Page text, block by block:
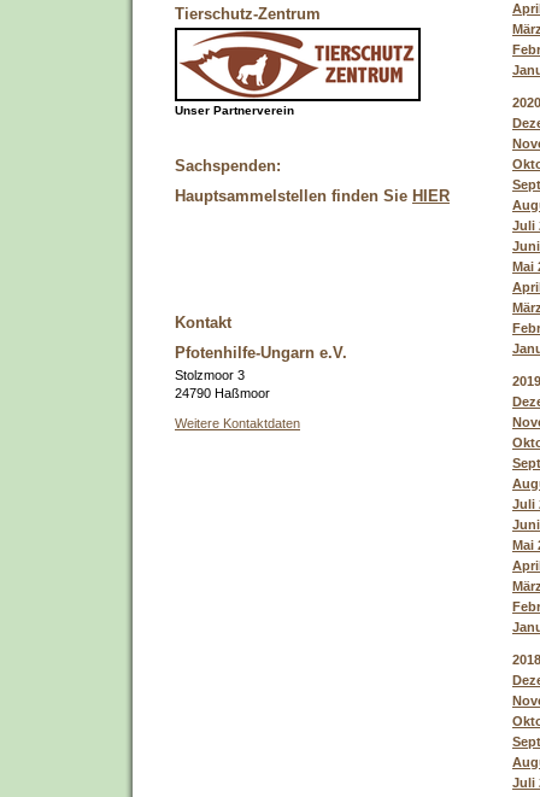
Tierschutz-Zentrum
Unser Partnerverein
Sachspenden:
Hauptsammelstellen finden Sie HIER
Kontakt
Pfotenhilfe-Ungarn e.V.
Stolzmoor 3
24790 Haßmoor
Weitere Kontaktdaten
2020
Juli
Mai
2019
Juli
Mai
2018
Juli